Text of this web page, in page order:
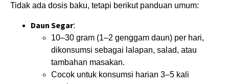
Tidak ada dosis baku, tetapi berikut panduan umum:
Daun Segar:
10–30 gram (1–2 genggam daun) per hari,
dikonsumsi sebagai lalapan, salad, atau
tambahan masakan.
Cocok untuk konsumsi harian 3–5 kali